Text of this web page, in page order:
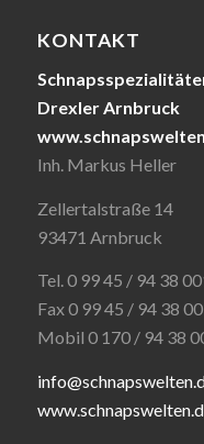
KONTAKT
Drexler Arnbruck
Inh. Markus Heller
Zellertalstraße 14
93471 Arnbruck
Tel. 0 99 45 / 94 38
Fax 0 99 45 / 94 38
Mobil 0 170 / 94 38